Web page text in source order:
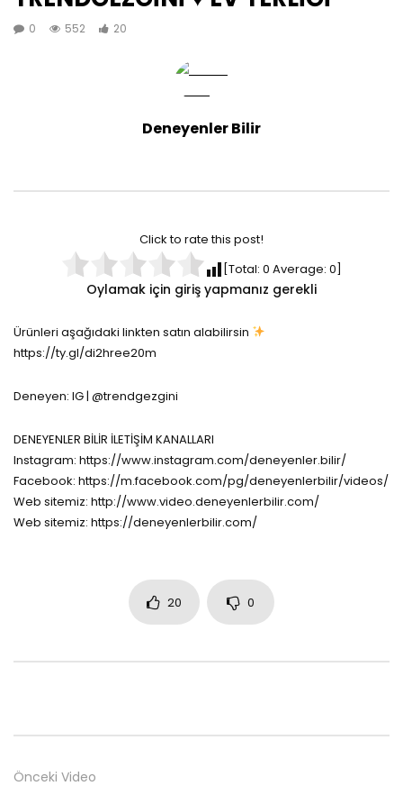
0 552 20
Deneyenler Bilir
Click to rate this post!
[Total: 0 Average: 0]
Oylamak için giriş yapmanız gerekli
Ürünleri aşağıdaki linkten satın alabilirsin
https://ty.gl/di2hree20m
Deneyen: IG | @trendgezgini
DENEYENLER BİLİR İLETİŞİM KANALLARI
Instagram: https://www.instagram.com/deneyenler.bilir/
Facebook: https://m.facebook.com/pg/deneyenlerbilir/videos/
Web sitemiz: http://www.video.deneyenlerbilir.com/
Web sitemiz: https://deneyenlerbilir.com/
20 0
Önceki Video